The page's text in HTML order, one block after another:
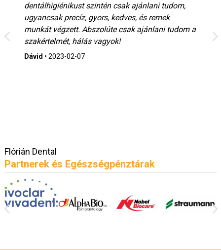
dentálhigiénikust szintén csak ajánlani tudom,
ugyancsak precíz, gyors, kedves, és remek
munkát végzett. Abszolúte csak ajánlani tudom a
szakértelmét, hálás vagyok!
Dávid • 2023-02-07
Flórián Dental
Partnerek és Egészségpénztárak